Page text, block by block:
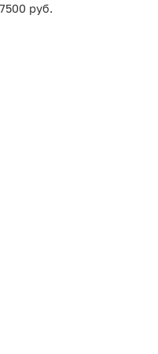
руб.